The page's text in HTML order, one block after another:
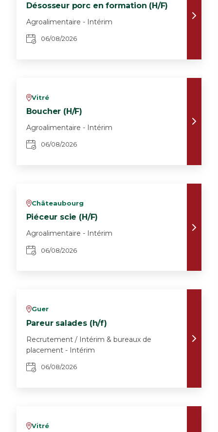
Désosseur porc en formation (H/F)
Agroalimentaire - Intérim
06/08/2026
vVitré
Boucher (H/F)
Agroalimentaire - Intérim
06/08/2026
vChâteaubourg
Piéceur scie (H/F)
Agroalimentaire - Intérim
06/08/2026
vGuer
Pareur salades (h/f)
Recrutement / Intérim & bureaux de
placement - Intérim
06/08/2026
vVitré